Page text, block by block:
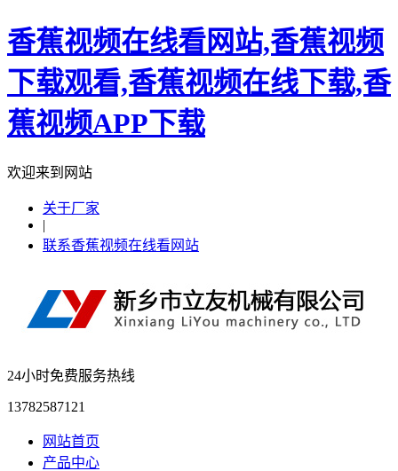
香蕉视频在线看网站,香蕉视频
下载观看,香蕉视频在线下载,香
蕉视频APP下载
欢迎来到网站
关于厂家
|
联系香蕉视频在线看网站
24小时免费服务热线
13782587121
网站首页
产品中心